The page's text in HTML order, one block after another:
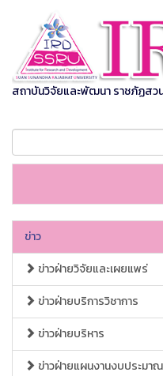
สถาบันวิจัยและพัฒนา ราชภัฏสว
ข่าว
ข่าวฝ่ายวิจัยและเผยแพร่
ข่าวฝ่ายบริการวิชาการ
ข่าวฝ่ายบริหาร
ข่าวฝ่ายแผนงานงบประม